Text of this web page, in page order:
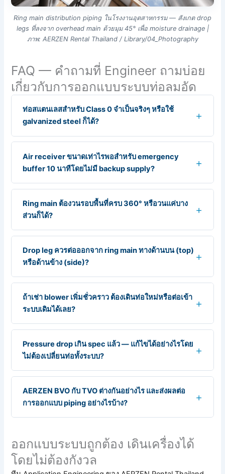
Ring main distribution piping ในโรงงานอุตสาหกรรม — สังเกต drop
legs ที่ลงจาก overhead main ด้วยมุม 45° เพื่อ moisture drainage |
ภาพ: AERZEN Rental Thailand / Library/04_Photography
FAQ — คำถามที่ Engineer ถามบ่อย
เกี่ยวกับการออกแบบระบบท่อลมอัด
ท่อสแตนเลสสำหรับ Class 0 จำเป็นจริงๆ หรือใช้
galvanized steel ก็ได้?
Air receiver ขนาดเท่าไรพอสำหรับ emergency
buffer 10 นาทีโดยไม่มี backup supply?
Ring main ต้องวนรอบพื้นที่ครบ 360° หรือวนแค่บาง
ส่วนก็ได้?
Drop leg ควรต่อออกจาก ring main ทางด้านบน (top)
หรือด้านข้าง (side)?
ถ้าเช่า blower เพิ่มชั่วคราว ต้องเดินท่อใหม่หรือต่อเข้า
ระบบเดิมได้เลย?
Pressure drop เกิน spec แล้ว — แก้ไขได้อย่างไรโดย
ไม่ต้องเปลี่ยนท่อทั้งระบบ?
AERZEN BVO กับ TVO ต่างกันอย่างไร และส่งผลต่อ
การออกแบบ piping อย่างไรบ้าง?
ออกแบบระบบถูกต้อง เดินเครื่องได้
โดยไม่ต้องกังวล